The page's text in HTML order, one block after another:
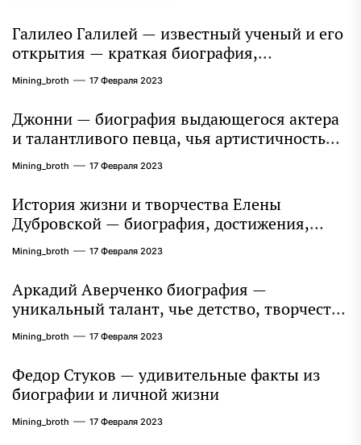
Галилео Галилей — известный ученый и его
открытия — краткая биография,
достижения и вклад в науку
Mining_broth 17 Февраля 2023
Джонни — биография выдающегося актера
и талантливого певца, чья артистичность
захватывает миллионы сердец
Mining_broth 17 Февраля 2023
История жизни и творчества Елены
Дубровской — биография, достижения,
интересные факты
Mining_broth 17 Февраля 2023
Аркадий Аверченко биография —
уникальный талант, чье детство, творчество
и литературное наследие продолжают
восхищать миллионы
Mining_broth 17 Февраля 2023
Федор Стуков — удивительные факты из
биографии и личной жизни
Mining_broth 17 Февраля 2023